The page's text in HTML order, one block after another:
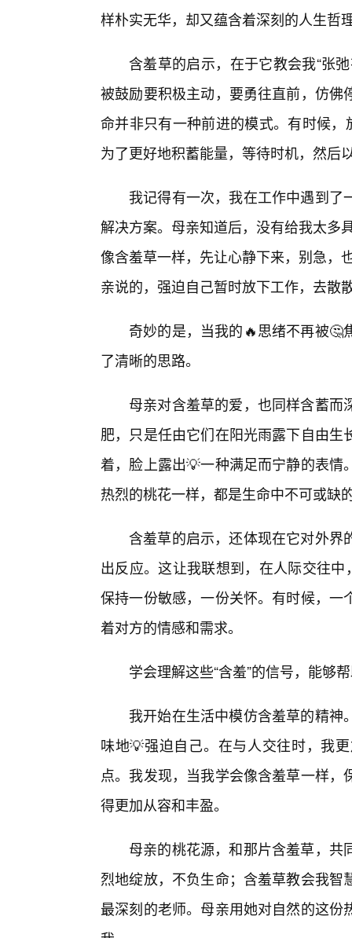
样朴实无华，却又蕴含着深刻的人生哲
含羞草的启示，在于它教会我“张
被鼓励要积极主动，要勇往直前，仿
命并非只有一种前进的模式。有时候
为了更好地积蓄能量，等待时机，然后
我记得有一次，我在工作中遇到
解决方案。母亲知道后，没有给我太多
像含羞草一样，先让心静下来，别急，
亲说的，强迫自己暂时放下工作，去散
奇妙的是，当我的🔥思绪不再被
了清晰的思路。
母亲对含羞草的爱，也同样含蓄
肥，只是任由它们在阳光雨露下自由
着，脸上露出💡一种满足而宁静的表
热烈的桃花一样，都是生命中不可或缺
含羞草的启示，还体现在它对外界
出反应。这让我联想到，在人际交往
保持一份敏感，一份关怀。有时候，
着对方的情感和需求。
学会理解这些“含羞”的信号，能够
我开始在生活中模仿含羞草的精
味地💡强迫自己。在与人交往时，我
点。我发现，当我学会像含羞草一样
得更加从容和丰盈。
母亲的桃花源，和那片含羞草，
烈地绽放，不负生命；含羞草教会我
最深刻的老师。母亲用她对自然的这